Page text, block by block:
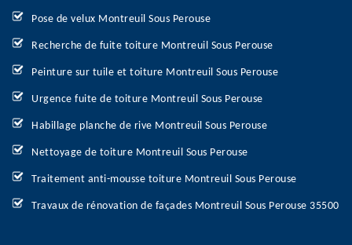
Pose de velux Montreuil Sous Perouse
Recherche de fuite toiture Montreuil Sous Perouse
Peinture sur tuile et toiture Montreuil Sous Perouse
Urgence fuite de toiture Montreuil Sous Perouse
Habillage planche de rive Montreuil Sous Perouse
Nettoyage de toiture Montreuil Sous Perouse
Traitement anti-mousse toiture Montreuil Sous Perouse
Travaux de rénovation de façades Montreuil Sous Perouse 35500